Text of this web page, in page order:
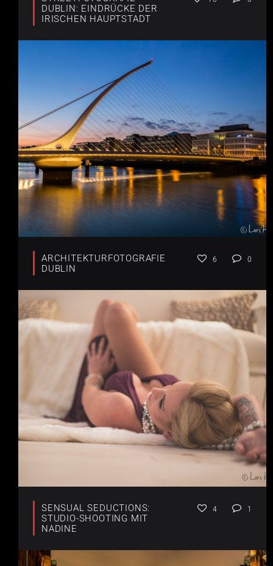
DUBLIN: EINDRÜCKE DER
IRISCHEN HAUPTSTADT
ARCHITEKTURFOTOGRAFIE
DUBLIN
6 0
SENSUAL SEDUCTIONS:
STUDIO-SHOOTING MIT
NADINE
4 1